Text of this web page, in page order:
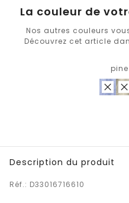
La couleur de
Nos autres couleurs
Découvrez cet article
Description du produit
Réf.: D33016716610